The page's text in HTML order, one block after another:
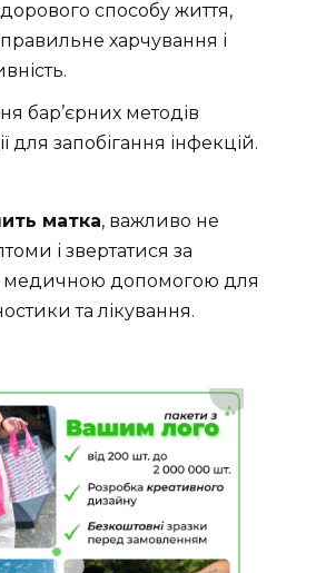
способу життя,
харчування і
бар’єрних методів
для запобігання інфекцій.
матка, важливо не
і звертатися за
медичною допомогою для
та лікування.